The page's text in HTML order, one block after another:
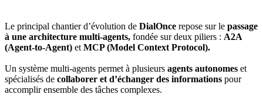
Le principal chantier d’évolution de DialOnce repose sur le passage
à une architecture multi-agents, fondée sur deux piliers : A2A
(Agent-to-Agent) et MCP (Model Context Protocol).
Un système multi-agents permet à plusieurs agents autonomes et
spécialisés de collaborer et d’échanger des informations pour
accomplir ensemble des tâches complexes.